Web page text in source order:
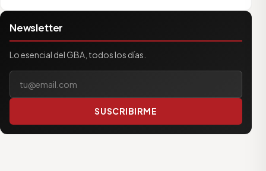
Newsletter
Lo esencial del GBA, todos los días.
SUSCRIBIRME